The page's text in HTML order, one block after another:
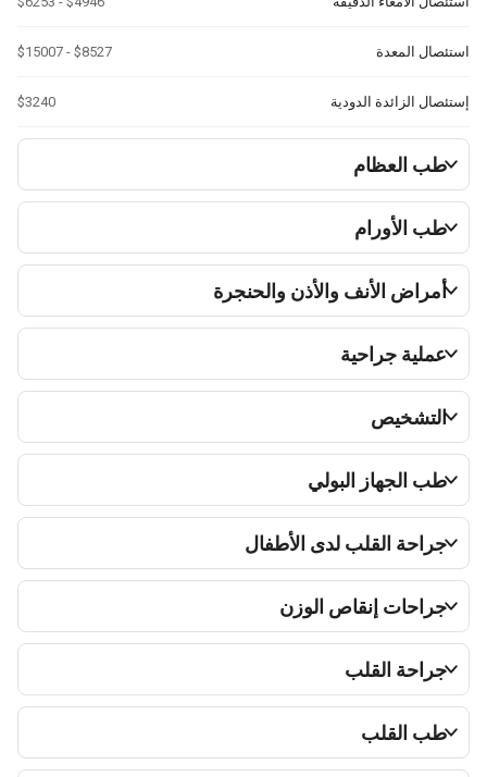
المعدة
الزائدة الدودية
العظام
الأورام
الأنف والأذن والحنجرة
جراحية
الجهاز البولي
القلب لدى الأطفال
إنقاص الوزن
القلب
القلب